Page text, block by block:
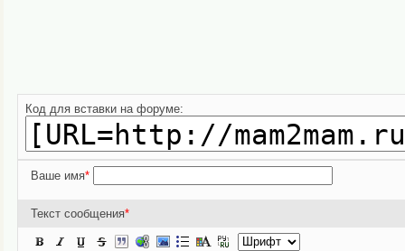
Код для вставки на форуме:
Ваше имя*
Текст сообщения*